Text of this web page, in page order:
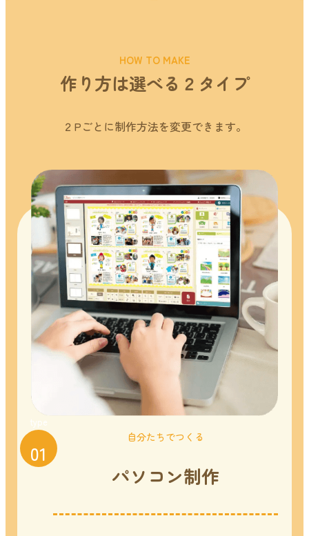
HOW TO MAKE
作り方は選べる２タイプ
２Pごとに制作方法を変更できます。
type
01
自分たちでつくる
パソコン制作